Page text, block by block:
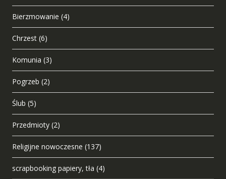
Bierzmowanie (4)
Chrzest (6)
Komunia (3)
Pogrzeb (2)
Ślub (5)
Przedmioty (2)
Religijne nowoczesne (137)
scrapbooking papiery, tła (4)